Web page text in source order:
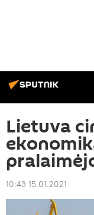
Lietuva
10:43 15.01.2021